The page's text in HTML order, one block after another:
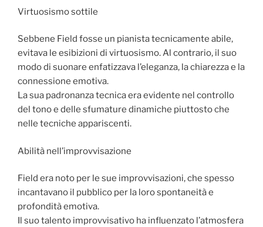
Virtuosismo sottile
Sebbene Field fosse un pianista tecnicamente abile,
evitava le esibizioni di virtuosismo. Al contrario, il suo
modo di suonare enfatizzava l’eleganza, la chiarezza e la
connessione emotiva.
La sua padronanza tecnica era evidente nel controllo
del tono e delle sfumature dinamiche piuttosto che
nelle tecniche appariscenti.
Abilità nell’improvvisazione
Field era noto per le sue improvvisazioni, che spesso
incantavano il pubblico per la loro spontaneità e
profondità emotiva.
Il suo talento improvvisativo ha influenzato l’atmosfera